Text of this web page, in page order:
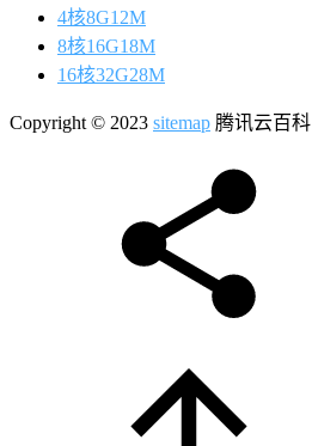
4核8G12M
8核16G18M
16核32G28M
Copyright © 2023 sitemap 腾讯云百科